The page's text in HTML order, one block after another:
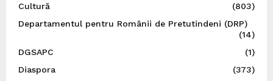
Cultură
(803)
Departamentul pentru Românii de Pretutindeni (DRP)
(14)
DGSAPC
(1)
Diaspora
(373)